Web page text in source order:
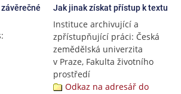
Jak jinak získat přístup k textu
Instituce archivující a
zpřístupňující práci: Česká
zemědělská univerzita
v Praze, Fakulta životního
prostředí
Odkaz na adresář do